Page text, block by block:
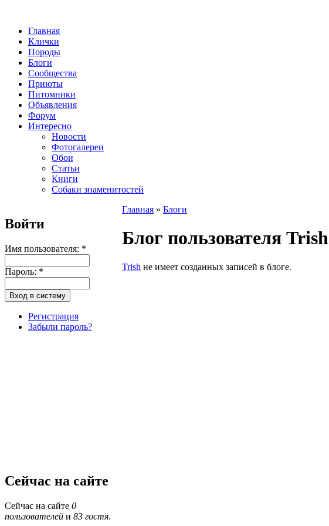
Главная
Клички
Породы
Блоги
Сообщества
Приюты
Питомники
Объявления
Форум
Интересно
Новости
Фотогалереи
Обои
Статьи
Книги
Собаки знаменитостей
Войти
Имя пользователя: *
Пароль: *
Регистрация
Забыли пароль?
Сейчас на сайте
Сейчас на сайте 0
пользователей и 83 гостя.
Главная » Блоги
Блог пользователя Trish
Trish не имеет созданных записей в блоге.